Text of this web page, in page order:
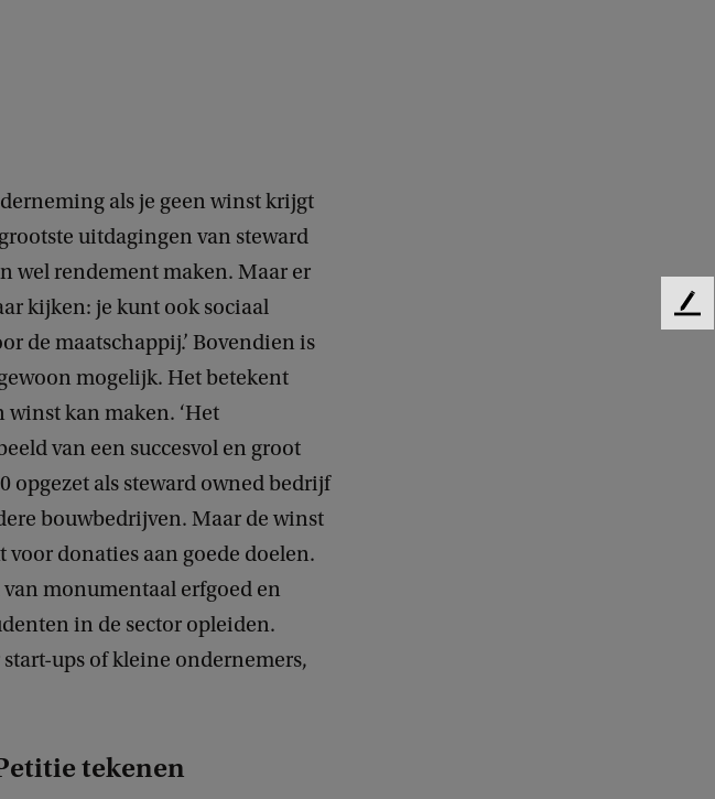
als je geen winst krijgt
uitdagingen van steward
wel rendement maken. Maar er
kijken: je kunt ook sociaal
de maatschappij.’ Bovendien is
mogelijk. Het betekent
kan maken. ‘Het
van een succesvol en groot
opgezet als steward owned bedrijf
bouwbedrijven. Maar de winst
donaties aan goede doelen.
monumentaal erfgoed en
in de sector opleiden.
ups of kleine ondernemers,
tekenen
F